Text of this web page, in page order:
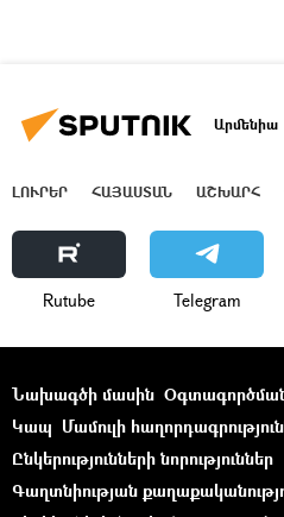
Արմենիա
ԼՈՒՐԵՐ ՀԱՅԱՍՏԱՆ ԱՇԽԱՐՀ
Rutube Telegram
Նախագծի մասին
Կապ Մամուլի
Ընկերությունների նորություններ
Գաղտնիության